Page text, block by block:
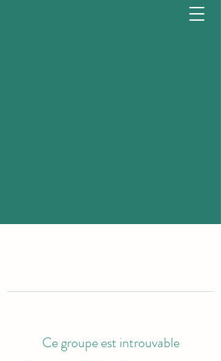
Ce groupe est introuvable